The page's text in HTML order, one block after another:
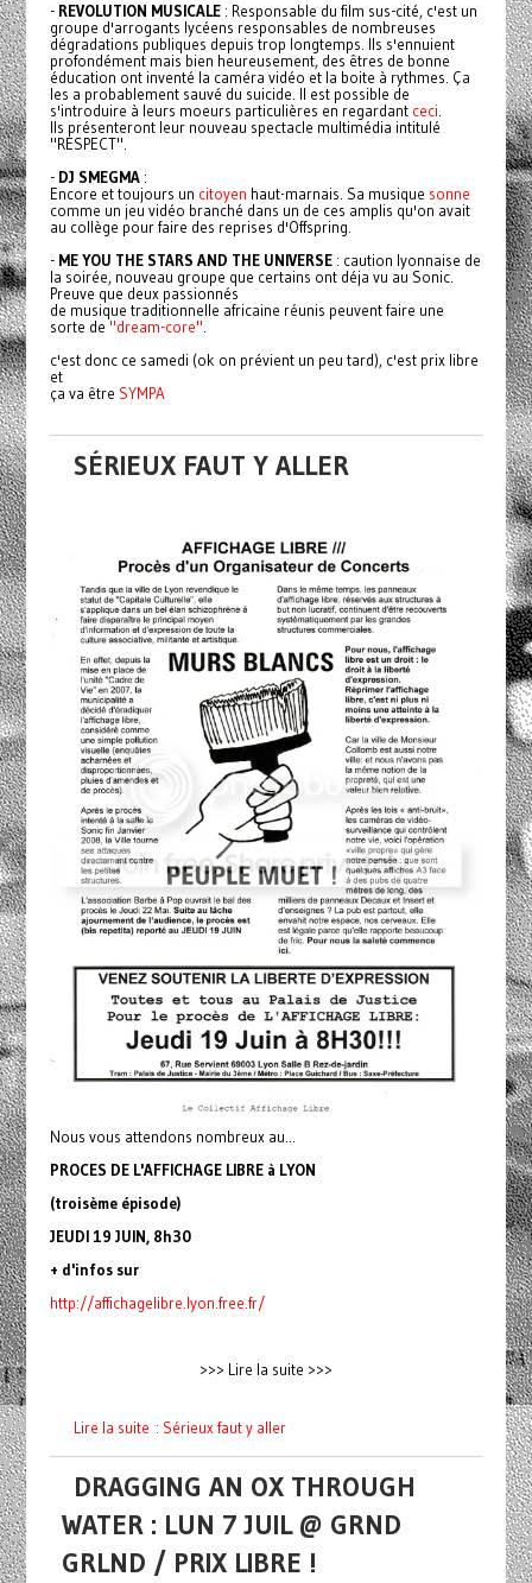
- REVOLUTION MUSICALE: Responsable du film sus-cité, c'est un
groupe d'arrogants lycéens responsables de nombreuses
dégradations publiques depuis trop longtemps. Ils s'ennuient
profondément mais bien heureusement, des êtres de bonne
éducation ont inventé la caméra vidéo et la boite à rythmes. Ça
les a probablement sauvé du suicide. Il est possible de
s'introduire à leurs moeurs particulières en regardant ceci.
Ils présenteront leur nouveau spectacle multimédia intitulé
"RESPECT".
- DJ SMEGMA:
Encore et toujours un citoyen haut-marnais. Sa musique sonne
comme un jeu vidéo branché dans un de ces amplis qu'on avait
au collège pour faire des reprises d'Offspring.
- ME YOU THE STARS AND THE UNIVERSE: caution lyonnaise de
la soirée, nouveau groupe que certains ont déja vu au Sonic.
Preuve que deux passionnés
de musique traditionnelle africaine réunis peuvent faire une
sorte de "dream-core".
c'est donc ce samedi (ok on prévient un peu tard), c'est prix libre
et
ça va être SYMPA
SÉRIEUX FAUT Y ALLER
Nous vous attendons nombreux au...
PROCES DE L'AFFICHAGE LIBRE à LYON
(troisème épisode)
JEUDI 19 JUIN, 8h30
+ d'infos sur
http://affichagelibre.lyon .free.fr/
>>> Lire la suite >>>
Lire la suite : Sérieux faut y aller
DRAGGING AN OX THROUGH
WATER : LUN 7 JUIL @ GRND
GRLND / PRIX LIBRE !